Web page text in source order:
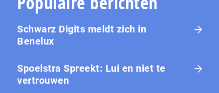
Schwarz Digits meldt zich in
Benelux
Spoelstra Spreekt: Lui en niet te
vertrouwen